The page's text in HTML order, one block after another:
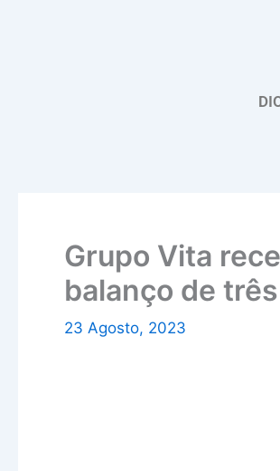
Grupo Vita
balanço de
23 Agosto, 2023